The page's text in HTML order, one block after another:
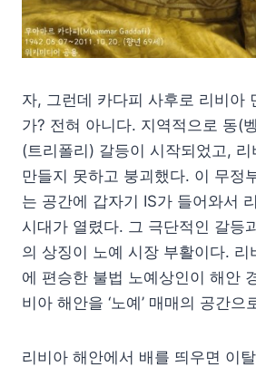
자, 그런데 카다피 사후로 리비아
가? 전혀 아니다. 지역적으로 동(
(트리폴리) 갈등이 시작되었고,
만들지 못하고 붕괴했다. 이 무정
는 공간에 갑자기 IS가 들어와서
시대가 열렸다. 그 극단적인 갈등
의 상징이 노예 시장 부활이다. 리
에 편승한 불법 노예상인이 해안
비아 해안을 ‘노예’ 매매의 공간으
리비아 해안에서 배를 띄우면 이